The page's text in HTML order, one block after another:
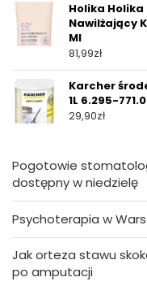
Holika
Nawilżający
Ml
81,99zł
Karcher
1L 6.295-771.0
29,90zł
Pogotowie
dostępny w niedzielę
Psychoterapia w
Jak orteza stawu
po amputacji